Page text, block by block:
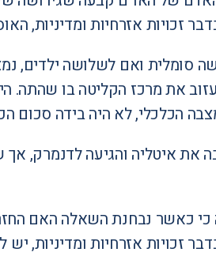
זכויות אזרחיות ומדיניות,
את מרכז הקליטה בו שהתה.
הכלכלי, לא היה בידה
את איטליה והגיעה לדנמרק, אך
זכויות אזרחיות ומדיניות,